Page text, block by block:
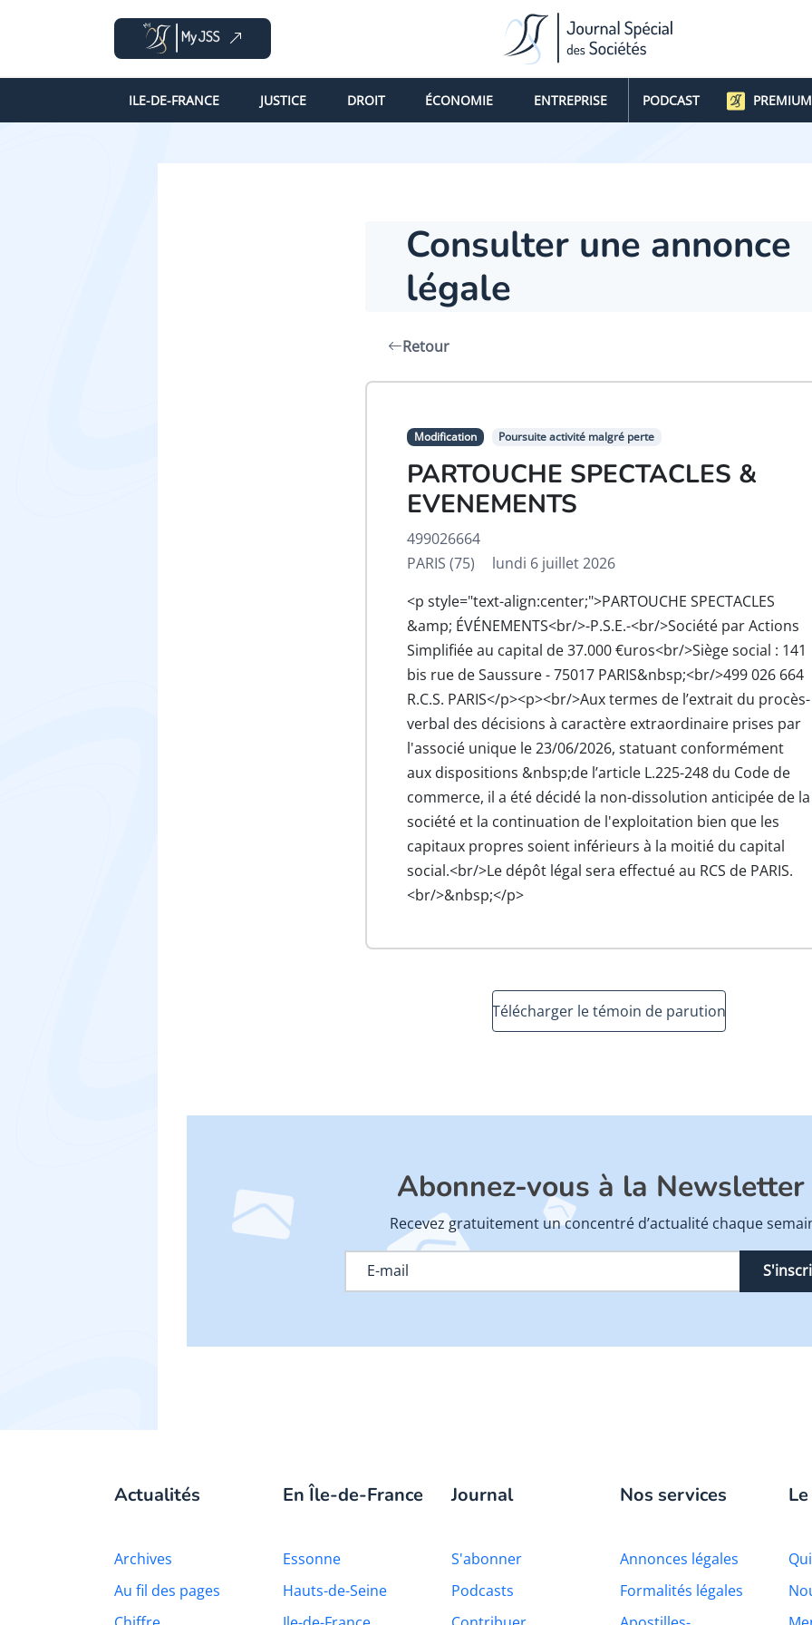
ILE-DE-FRANCE JUSTICE DROIT ÉCONOMIE ENTREPRISE PODCAST PREMIUM
Consulter une annonce
légale
Retour
Modification Poursuite activité malgré perte
PARTOUCHE SPECTACLES &
EVENEMENTS
499026664
PARIS (75)
lundi 6 juillet 2026
<p style="text-align:center;">PARTOUCHE SPECTACLES
&amp; ÉVÉNEMENTS<br/>-P.S.E.-<br/>Société par Actions
Simplifiée au capital de 37.000 €uros<br/>Siège social : 141
bis rue de Saussure - 75017 PARIS&nbsp;<br/>499 026 664
R.C.S. PARIS</p><p><br/>Aux termes de l’extrait du procès-
verbal des décisions à caractère extraordinaire prises par
l'associé unique le 23/06/2026, statuant conformément
aux dispositions &nbsp;de l’article L.225-248 du Code de
commerce, il a été décidé la non-dissolution anticipée de la
société et la continuation de l'exploitation bien que les
capitaux propres soient inférieurs à la moitié du capital
social.<br/>Le dépôt légal sera effectué au RCS de PARIS.
<br/>&nbsp;</p>
Télécharger le témoin de parution
Abonnez-vous à la Newsletter
Recevez gratuitement un concentré d’actualité chaque
Actualités
Archives
Au fil des pages
En Île-de-France
Essonne
Hauts-de-Seine
Journal
S'abonner
Podcasts
Nos services
Annonces légales
Formalités légales